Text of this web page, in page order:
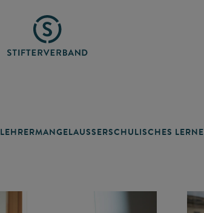
LEHRERMANGELAUSSERSCHULISCHES LERNEN